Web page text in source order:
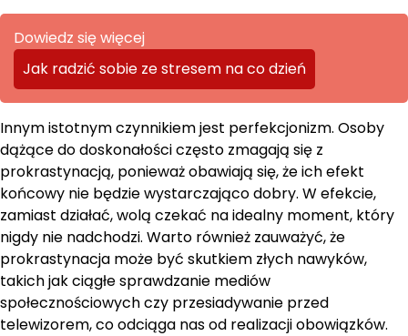
Dowiedz się więcej
Jak radzić sobie ze stresem na co dzień
Innym istotnym czynnikiem jest perfekcjonizm. Osoby
dążące do doskonałości często zmagają się z
prokrastynacją, ponieważ obawiają się, że ich efekt
końcowy nie będzie wystarczająco dobry. W efekcie,
zamiast działać, wolą czekać na idealny moment, który
nigdy nie nadchodzi. Warto również zauważyć, że
prokrastynacja może być skutkiem złych nawyków,
takich jak ciągłe sprawdzanie mediów
społecznościowych czy przesiadywanie przed
telewizorem, co odciąga nas od realizacji obowiązków.